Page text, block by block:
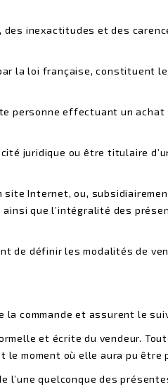
inexactitudes et des
la loi française, constituent
personne effectuant un
juridique ou être titulaire
Internet, ou,
que l’intégralité des
de définir les modalités de
commande et assurent le
et écrite du vendeur.
le moment où elle aura pu être
l’une quelconque des